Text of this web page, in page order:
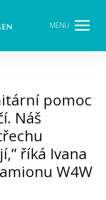
MENU
pomoc
Náš
říká Ivana
W4W